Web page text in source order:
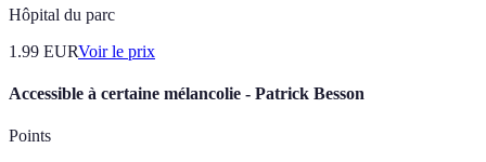
Hôpital du parc
1.99 EURVoir le prix
Accessible à certaine mélancolie - Patrick Besson
Points